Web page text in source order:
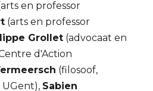
en professor
(arts en professor
Grollet (advocaat en
d'Action
(filosoof,
Sabien